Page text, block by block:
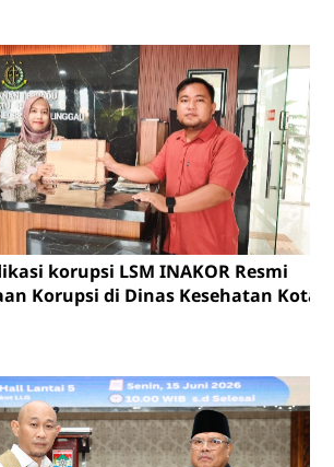
korupsi LSM INAKOR Resmi
Korupsi di Dinas Kesehatan Kota